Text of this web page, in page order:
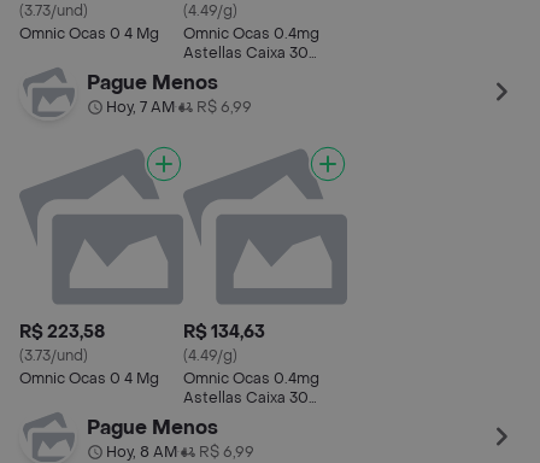
(3.73/und)
Omnic Ocas 0 4 Mg
(4.49/g)
Omnic Ocas 0.4mg
Astellas Caixa 30
Liberação Prolongada
Pague Menos
Hoy, 7 AM• R$ 6,99
R$ 223,58
(3.73/und)
Omnic Ocas 0 4 Mg
R$ 134,63
(4.49/g)
Omnic Ocas 0.4mg
Astellas Caixa 30
Liberação Prolongada
Pague Menos
Hoy, 8 AM• R$ 6,99